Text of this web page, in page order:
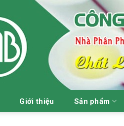
Giới thiệu Sản phẩm